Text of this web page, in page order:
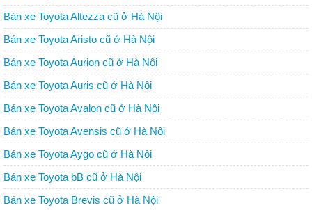
Bán xe Toyota Altezza cũ ở Hà Nội
Bán xe Toyota Aristo cũ ở Hà Nội
Bán xe Toyota Aurion cũ ở Hà Nội
Bán xe Toyota Auris cũ ở Hà Nội
Bán xe Toyota Avalon cũ ở Hà Nội
Bán xe Toyota Avensis cũ ở Hà Nội
Bán xe Toyota Aygo cũ ở Hà Nội
Bán xe Toyota bB cũ ở Hà Nội
Bán xe Toyota Brevis cũ ở Hà Nội